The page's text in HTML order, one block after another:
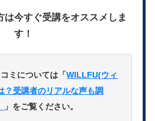
は今すぐ受講をオススメしま
す！
ミについては「WILLFU(ウィ
？受講者のリアルな声も調
」をご覧ください。